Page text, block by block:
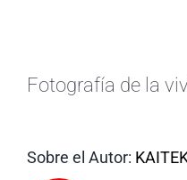
Fotografía de la
Sobre el Autor: